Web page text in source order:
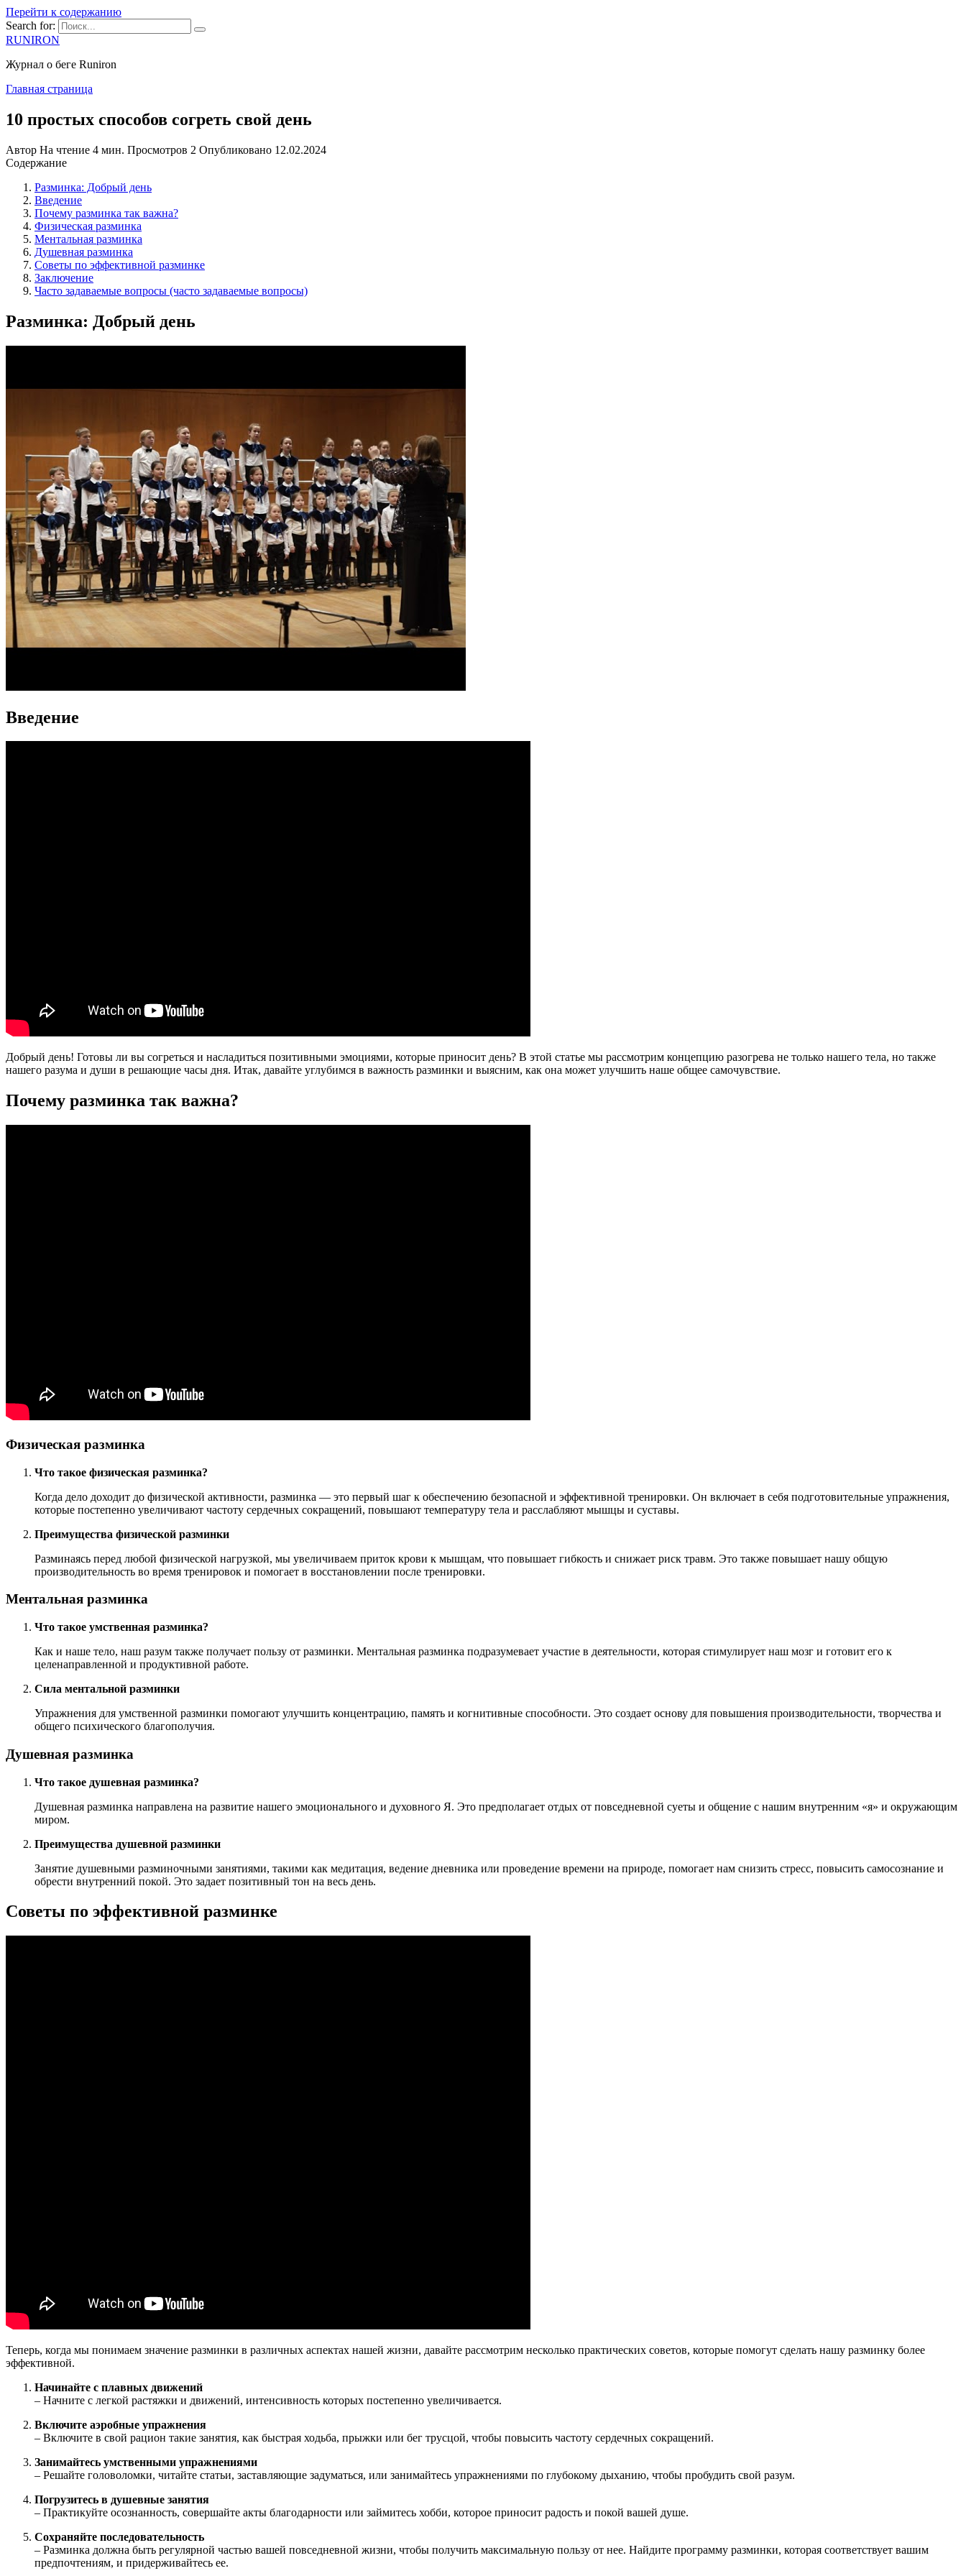
Перейти к содержанию
Search for:
RUNIRON
Журнал о беге Runiron
Главная страница
10 простых способов согреть свой день
Автор На чтение 4 мин. Просмотров 2 Опубликовано 12.02.2024
Содержание
Разминка: Добрый день
Введение
Почему разминка так важна?
Физическая разминка
Ментальная разминка
Душевная разминка
Советы по эффективной разминке
Заключение
Часто задаваемые вопросы (часто задаваемые вопросы)
Разминка: Добрый день
Введение
Добрый день! Готовы ли вы согреться и насладиться позитивными эмоциями, которые приносит день? В этой статье мы рассмотрим концепцию разогрева не только нашего тела, но также
нашего разума и души в решающие часы дня. Итак, давайте углубимся в важность разминки и выясним, как она может улучшить наше общее самочувствие.
Почему разминка так важна?
Физическая разминка
Что такое физическая разминка?
Когда дело доходит до физической активности, разминка — это первый шаг к обеспечению безопасной и эффективной тренировки. Он включает в себя подготовительные упражнения,
которые постепенно увеличивают частоту сердечных сокращений, повышают температуру тела и расслабляют мышцы и суставы.
Преимущества физической разминки
Разминаясь перед любой физической нагрузкой, мы увеличиваем приток крови к мышцам, что повышает гибкость и снижает риск травм. Это также повышает нашу общую
производительность во время тренировок и помогает в восстановлении после тренировки.
Ментальная разминка
Что такое умственная разминка?
Как и наше тело, наш разум также получает пользу от разминки. Ментальная разминка подразумевает участие в деятельности, которая стимулирует наш мозг и готовит его к
целенаправленной и продуктивной работе.
Сила ментальной разминки
Упражнения для умственной разминки помогают улучшить концентрацию, память и когнитивные способности. Это создает основу для повышения производительности, творчества и
общего психического благополучия.
Душевная разминка
Что такое душевная разминка?
Душевная разминка направлена ​​на развитие нашего эмоционального и духовного Я. Это предполагает отдых от повседневной суеты и общение с нашим внутренним «я» и окружающим
миром.
Преимущества душевной разминки
Занятие душевными разминочными занятиями, такими как медитация, ведение дневника или проведение времени на природе, помогает нам снизить стресс, повысить самосознание и
обрести внутренний покой. Это задает позитивный тон на весь день.
Советы по эффективной разминке
Теперь, когда мы понимаем значение разминки в различных аспектах нашей жизни, давайте рассмотрим несколько практических советов, которые помогут сделать нашу разминку более
эффективной.
Начинайте с плавных движений
– Начните с легкой растяжки и движений, интенсивность которых постепенно увеличивается.
Включите аэробные упражнения
– Включите в свой рацион такие занятия, как быстрая ходьба, прыжки или бег трусцой, чтобы повысить частоту сердечных сокращений.
Занимайтесь умственными упражнениями
– Решайте головоломки, читайте статьи, заставляющие задуматься, или занимайтесь упражнениями по глубокому дыханию, чтобы пробудить свой разум.
Погрузитесь в душевные занятия
– Практикуйте осознанность, совершайте акты благодарности или займитесь хобби, которое приносит радость и покой вашей душе.
Сохраняйте последовательность
– Разминка должна быть регулярной частью вашей повседневной жизни, чтобы получить максимальную пользу от нее. Найдите программу разминки, которая соответствует вашим
предпочтениям, и придерживайтесь ее.